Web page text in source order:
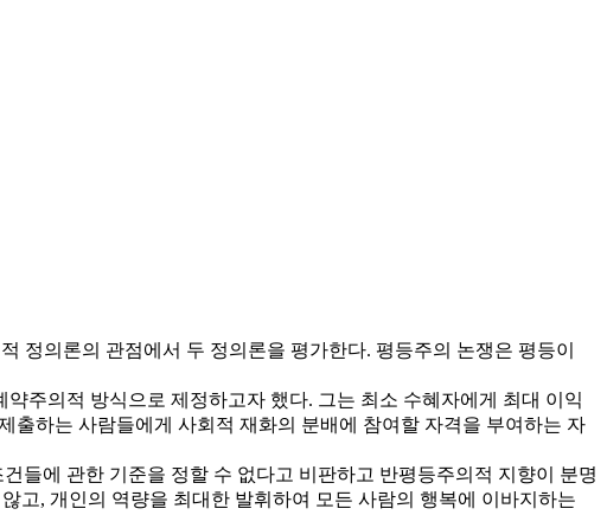
정의론의 관점에서 두 정의론을 평가한다. 평등주의 논쟁은 평등이
주의적 방식으로 제정하고자 했다. 그는 최소 수혜자에게 최대 이익
출하는 사람들에게 사회적 재화의 분배에 참여할 자격을 부여하는 자
들에 관한 기준을 정할 수 없다고 비판하고 반평등주의적 지향이 분명
고, 개인의 역량을 최대한 발휘하여 모든 사람의 행복에 이바지하는